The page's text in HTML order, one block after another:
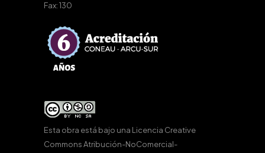
Fax: 130
Esta obra está bajo una Licencia Creative
Commons Atribución-NoComercial-